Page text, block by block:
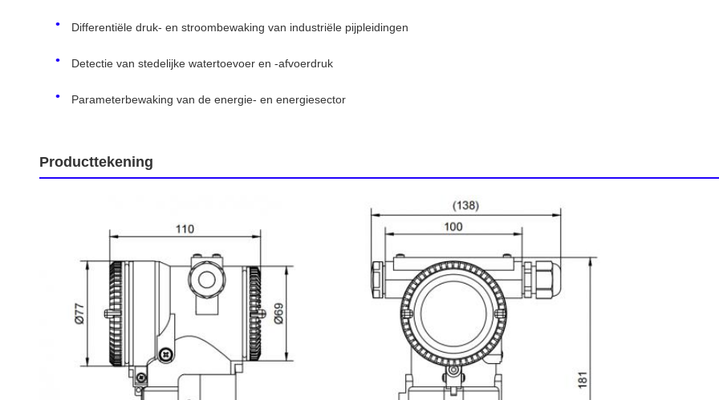
Differentiële druk- en stroombewaking van industriële pijpleidingen
Detectie van stedelijke watertoevoer en -afvoerdruk
Parameterbewaking van de energie- en energiesector
Producttekening